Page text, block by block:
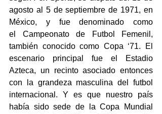
agosto al 5 de septiembre de 1971, en
México, y fue denominado como
el Campeonato de Futbol Femenil,
también conocido como Copa ‘71. El
escenario principal fue el Estadio
Azteca, un recinto asociado entonces
con la grandeza masculina del futbol
internacional. Y es que nuestro país
había sido sede de la Copa Mundial